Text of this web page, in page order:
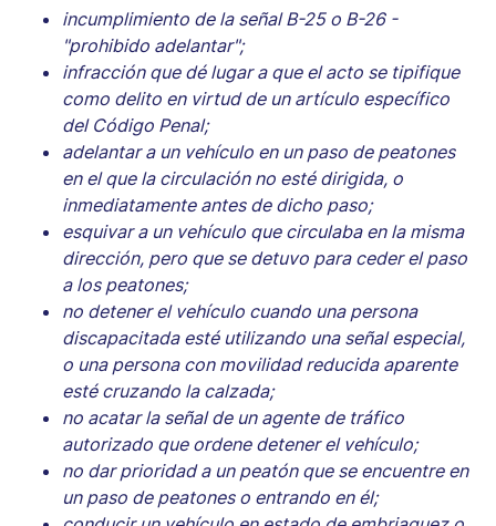
incumplimiento de la señal B-25 o B-26 -
"prohibido adelantar";
infracción que dé lugar a que el acto se tipifique
como delito en virtud de un artículo específico
del Código Penal;
adelantar a un vehículo en un paso de peatones
en el que la circulación no esté dirigida, o
inmediatamente antes de dicho paso;
esquivar a un vehículo que circulaba en la misma
dirección, pero que se detuvo para ceder el paso
a los peatones;
no detener el vehículo cuando una persona
discapacitada esté utilizando una señal especial,
o una persona con movilidad reducida aparente
esté cruzando la calzada;
no acatar la señal de un agente de tráfico
autorizado que ordene detener el vehículo;
no dar prioridad a un peatón que se encuentre en
un paso de peatones o entrando en él;